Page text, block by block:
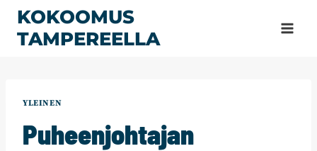
Siirry
sisältöön
KOKOOMUS
TAMPEREELLA
YLEINEN
Puheenjohtajan